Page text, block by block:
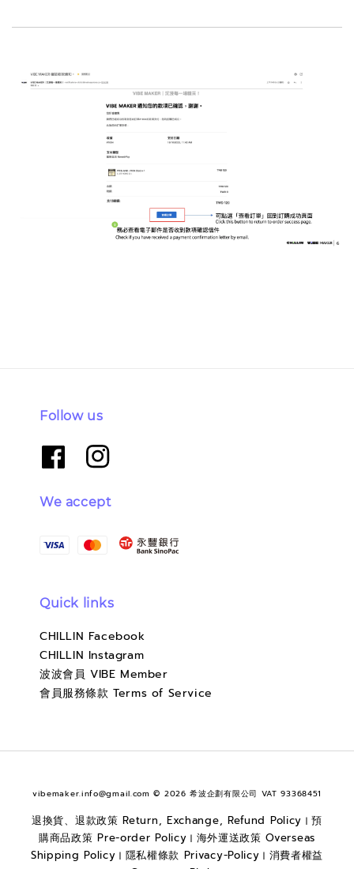
Follow us
We accept
Quick links
CHILLIN Facebook
CHILLIN Instagram
波波會員 VIBE Member
會員服務條款 Terms of Service
vibemaker.info@gmail.com © 2026 希波企劃有限公司 VAT 93368451
退換貨、退款政策 Return, Exchange, Refund Policy |預
購商品政策 Pre-order Policy | 海外運送政策 Overseas
Shipping Policy | 隱私權條款 Privacy-Policy | 消費者權益